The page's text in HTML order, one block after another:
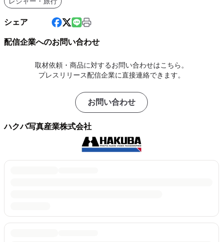
シェア
配信企業へのお問い合わせ
取材依頼・商品に対するお問い合わせはこちら。
プレスリリース配信企業に直接連絡できます。
お問い合わせ
ハクバ写真産業株式会社